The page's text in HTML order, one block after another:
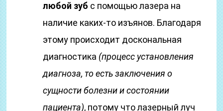
любой зуб с помощью лазера на
наличие каких-то изъянов. Благодаря
этому происходит доскональная
диагностика (процесс установления
диагноза, то есть заключения о
сущности болезни и состоянии
пациента), потому что лазерный луч